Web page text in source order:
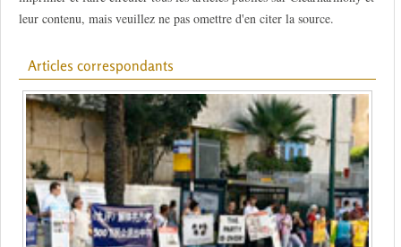
leur contenu, mais veuillez ne pas omettre d'en citer la source.
Articles correspondants